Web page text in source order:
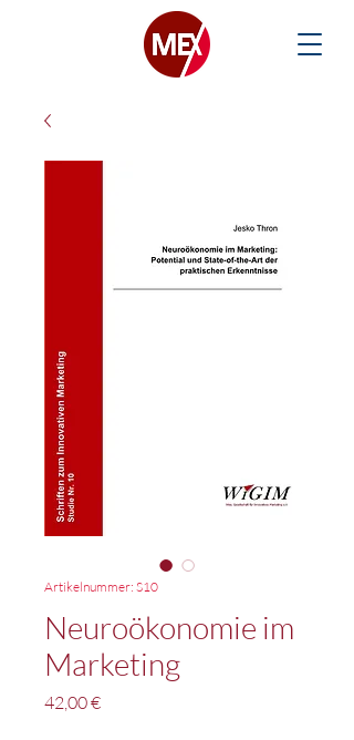
Artikelnummer: S10
Neuroökonomie im
Marketing
42,00 €Preis